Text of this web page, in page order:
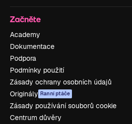
Začněte
Academy
Dokumentace
Podpora
Podmínky použití
Zásady ochrany osobních údajů
Originály Ranní ptáče
Zásady používání souborů cookie
Centrum důvěry